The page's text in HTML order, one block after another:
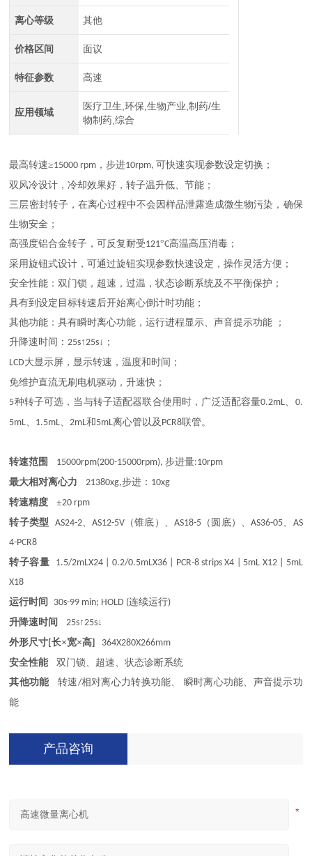
离心等级 其他
价格区间 面议
特征参数 高速
应用领域
医疗卫生,环保,生物产业,制药/生
物制药,综合
最高转速≥15000 rpm ，步进10rpm, 可快速实现参数设定切换；
双风冷设计，冷却效果好，转子温升低、节能；
三层密封转子，在离心过程中不会因样品泄露造成微生物污染，确保
生物安全；
高强度铝合金转子，可反复耐受121°C高温高压消毒；
采用旋钮式设计，可通过旋钮实现参数快速设定，操作灵活方便；
安全性能：双门锁，超速，过温，状态诊断系统及不平衡保护；
具有到设定目标转速后开始离心倒计时功能；
其他功能：具有瞬时离心功能，运行进程显示、声音提示功能
；
升降速时间：25s↑25s↓；
LCD大显示屏，显示转速，温度和时间；
免维护直流无刷电机驱动，升速快；
5种转子可选，当与转子适配器联合使用时，广泛适配容量0.2mL、 0.
5mL、 1.5mL、2mL和 5mL离心管以及 PCR8联管。
转速范围 15000rpm(200-15000rpm),步进量:10rpm
最大相对离心力
21380xg,步进： 10xg
转速精度
±20 rpm
转子类型
AS24-2、 AS12-5V（锥底）、AS18-5 （圆底）、AS36-05、 AS
4-PCR8
转子容量
1.5/2mLX24 | 0.2/0.5mLX36 | PCR-8 strips X4 | 5mL X12 | 5mL
X18
运行时间
30s-99 min; HOLD (连续运行)
升降速时间
25s↑25s↓
外形尺寸[长×宽×高]
364X280X266mm
安全性能
双门锁、超速、状态诊断系统
其他功能
转速/相对离心力转换功能、 瞬时离心功能、声音提示功
能
产品咨询